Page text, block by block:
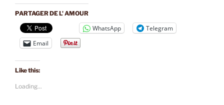
PARTAGER DE L' AMOUR
WhatsApp
Telegram
Email
Like this:
Loading...